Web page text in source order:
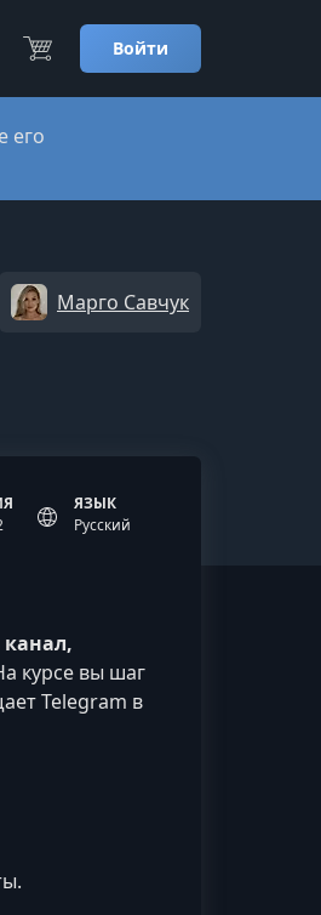
Войти
его
Марго Савчук
ЯЗЫК
Русский
курсе вы шаг
Telegram в